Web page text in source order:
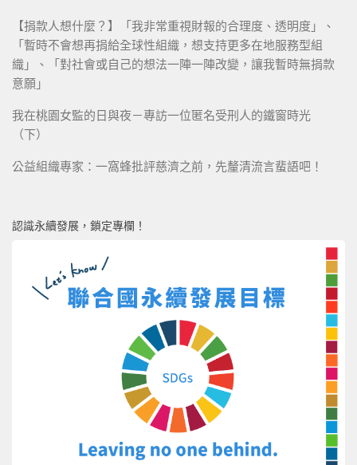
【捐款人想什麼？】「我非常重視財報的合理度、透明度」、
「暫時不會想再捐給全球性組織，想支持更多在地服務型組
織」、「對社會或自己的想法一陣一陣改變，讓我暫時無捐款
意願」
我在桃園女監的日與夜－專訪一位匿名受刑人的鐵窗時光
（下）
公益組織專家：一窩蜂批評慈濟之前，先釐清流言蜚語吧！
認識永續發展，鎖定專欄！